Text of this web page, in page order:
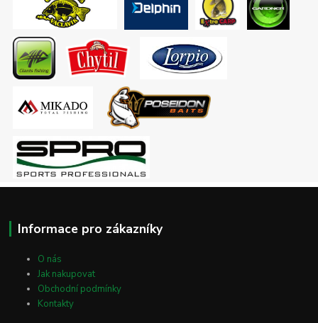
Informace pro zákazníky
O nás
Jak nakupovat
Obchodní podmínky
Kontakty